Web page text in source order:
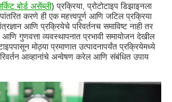
बोर्ड असेंब्ली) प्रक्रिया, प्रोटोटाइप डिझाइनला
करणे ही एक महत्त्वपूर्ण आणि जटिल प्रक्रिया
आणि प्रक्रियेचे परिवर्तनच समाविष्ट नाही तर
गुणवत्ता व्यवस्थापनात प्रभावी समायोजन देखील
मोठ्या प्रमाणात उत्पादनापर्यंत प्रक्रियेमध्ये
आव्हानांचे अन्वेषण करेल आणि संबंधित उपाय